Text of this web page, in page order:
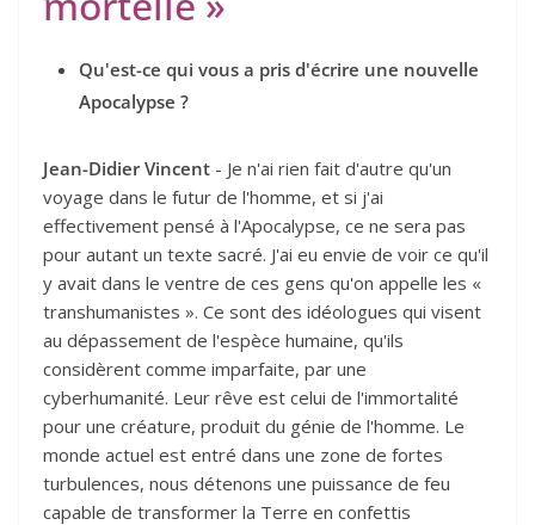
Qu'est-ce qui vous a pris d'écrire une nouvelle
Apocalypse ?
Jean-Didier Vincent - Je n'ai rien fait d'autre qu'un
voyage dans le futur de l'homme, et si j'ai
effectivement pensé à l'Apocalypse, ce ne sera pas
pour autant un texte sacré. J'ai eu envie de voir ce qu'il
y avait dans le ventre de ces gens qu'on appelle les «
transhumanistes ». Ce sont des idéologues qui visent
au dépassement de l'espèce humaine, qu'ils
considèrent comme imparfaite, par une
cyberhumanité. Leur rêve est celui de l'immortalité
pour une créature, produit du génie de l'homme. Le
monde actuel est entré dans une zone de fortes
turbulences, nous détenons une puissance de feu
capable de transformer la Terre en confettis